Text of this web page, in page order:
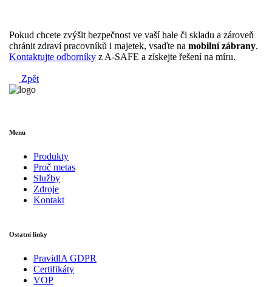
Pokud chcete zvýšit bezpečnost ve vaší hale či skladu a zároveň
chránit zdraví pracovníků i majetek, vsaďte na mobilní zábrany.
Kontaktujte odborníky z A-SAFE a získejte řešení na míru.
Zpět
Menu
Produkty
Proč metas
Služby
Zdroje
Kontakt
Ostatní linky
PravidlA GDPR
Certifikáty
VOP